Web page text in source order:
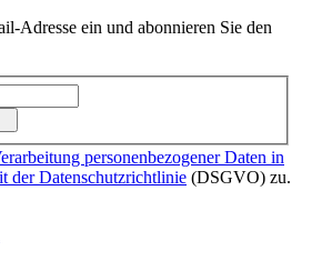
Adresse ein und abonnieren Sie den
personenbezogener Daten in
der Datenschutzrichtlinie (DSGVO) zu.